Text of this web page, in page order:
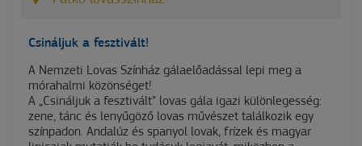
Csináljuk a fesztivált!
A Nemzeti Lovas Színház gálaelőadással lepi meg a
mórahalmi közönséget!
A „Csináljuk a fesztivált” lovas gála igazi különlegesség:
zene, tánc és lenyűgöző lovas művészet találkozik egy
színpadon. Andalúz és spanyol lovak, frízek és magyar